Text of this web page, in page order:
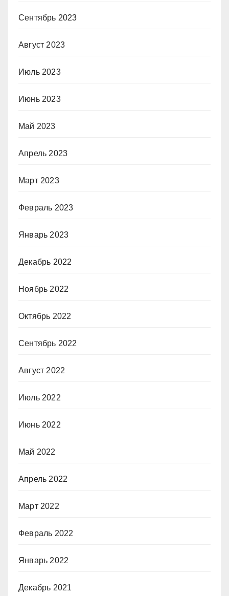
Сентябрь 2023
Август 2023
Июль 2023
Июнь 2023
Май 2023
Апрель 2023
Март 2023
Февраль 2023
Январь 2023
Декабрь 2022
Ноябрь 2022
Октябрь 2022
Сентябрь 2022
Август 2022
Июль 2022
Июнь 2022
Май 2022
Апрель 2022
Март 2022
Февраль 2022
Январь 2022
Декабрь 2021